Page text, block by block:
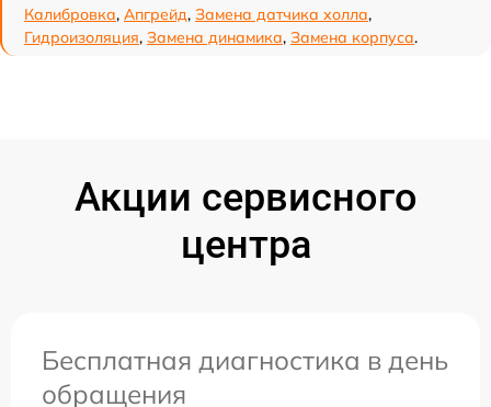
Калибровка, Апгрейд, Замена датчика холла,
Гидроизоляция, Замена динамика, Замена корпуса.
Акции сервисного
центра
Бесплатная диагностика в день
обращения